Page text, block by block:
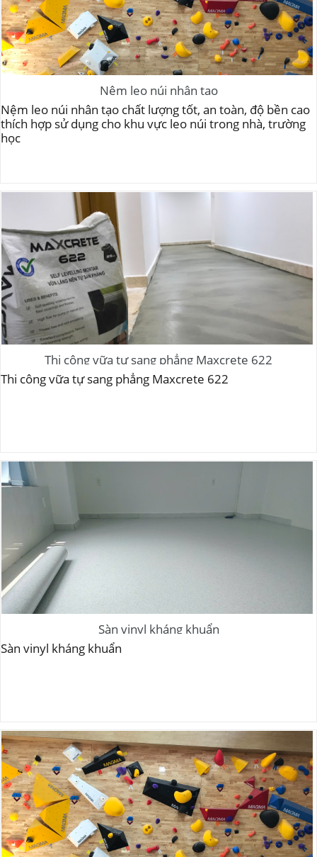
Nệm leo núi nhân tạo
Nệm leo núi nhân tạo chất lượng tốt, an toàn, độ bền cao
thích hợp sử dụng cho khu vực leo núi trong nhà, trường
học
Thi công vữa tự sang phẳng Maxcrete 622
Thi công vữa tự sang phẳng Maxcrete 622
Sàn vinyl kháng khuẩn
Sàn vinyl kháng khuẩn